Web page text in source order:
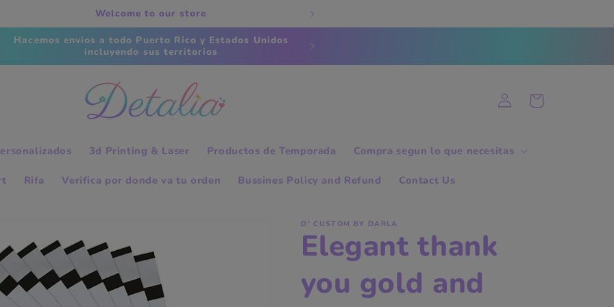
Welcome to our store
3d Printing & Laser Productos de Temporada Compra segun lo que necesitas
Rifa Verifica por donde va tu orden Bussines Policy and Refund Contact Us
Log
in
Cart
D' CUSTOM BY DARLA
Elegant thank
you gold and